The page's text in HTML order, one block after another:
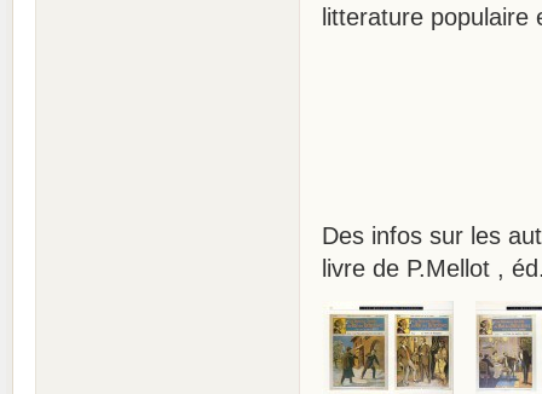
litterature
Des infos sur les
livre de P.Mellot ,